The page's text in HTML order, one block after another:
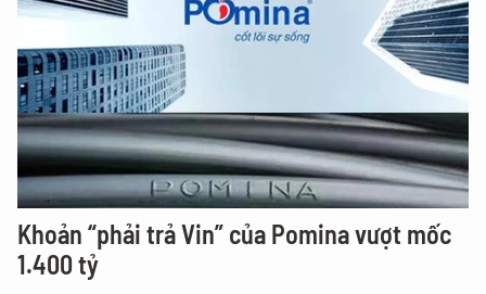
Khoản “phải trả Vin” của Pomina vượt mốc
1.400 tỷ